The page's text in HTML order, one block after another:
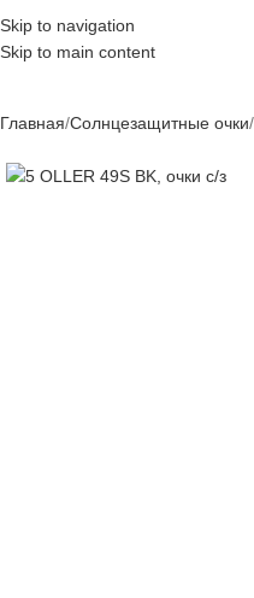
Skip to navigation
Skip to main content
Главная Солнцезащитные очки